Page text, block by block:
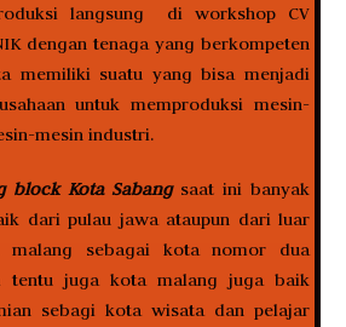
langsung di workshop CV
dengan tenaga yang berkompeten
memiliki suatu yang bisa menjadi
untuk memproduksi mesin-
mesin industri.
block Kota Sabangsaat ini banyak
dari pulau jawa ataupun dari luar
malang sebagai kota nomor dua
tentu juga kota malang juga baik
sebagi kota wisata dan pelajar